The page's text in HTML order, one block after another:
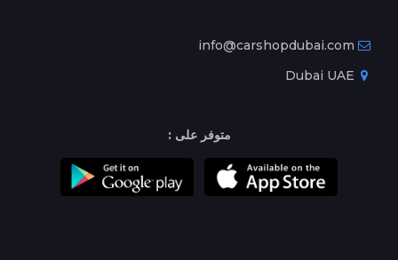
info@carshopdubai.com
متوفر على :